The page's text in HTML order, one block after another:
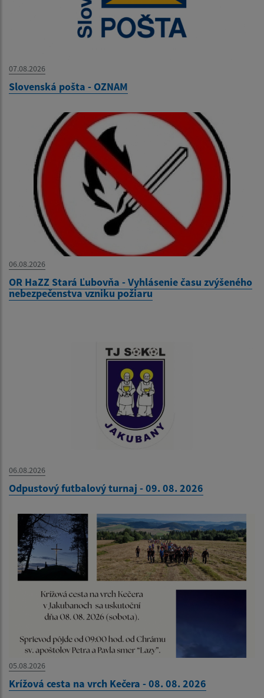
07.08.2026
Slovenská pošta - OZNAM
06.08.2026
OR HaZZ Stará Ľubovňa - Vyhlásenie času zvýšeného
nebezpečenstva vzniku požiaru
06.08.2026
Odpustový futbalový turnaj - 09. 08. 2026
05.08.2026
Krížová cesta na vrch Kečera - 08. 08. 2026